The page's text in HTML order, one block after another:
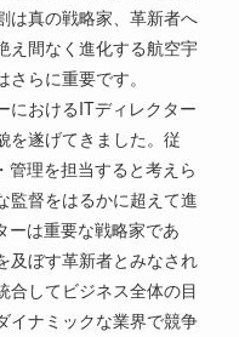
は真の戦略家、革新者へ
え間なく進化する航空宇
らに重要です。
におけるITディレクター
を遂げてきました。従
理を担当すると考えら
監督をはるかに超えて進
ーは重要な戦略家であ
及ぼす革新者とみなされ
合してビジネス全体の目
イナミックな業界で競争